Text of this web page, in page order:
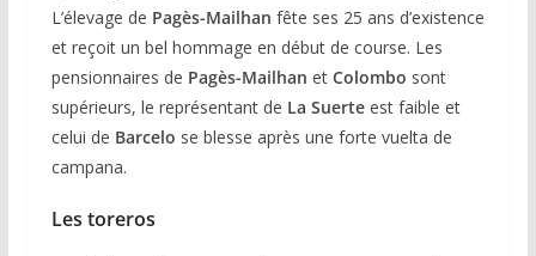
L’élevage de Pagès-Mailhan fête ses 25 ans d’existence
et reçoit un bel hommage en début de course. Les
pensionnaires de Pagès-Mailhan et Colombo sont
supérieurs, le représentant de La Suerteest faible et
celui de Barcelo se blesse après une forte vuelta de
campana.
Les toreros